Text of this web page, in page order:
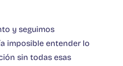
y seguimos
imposible entender lo
sin todas esas